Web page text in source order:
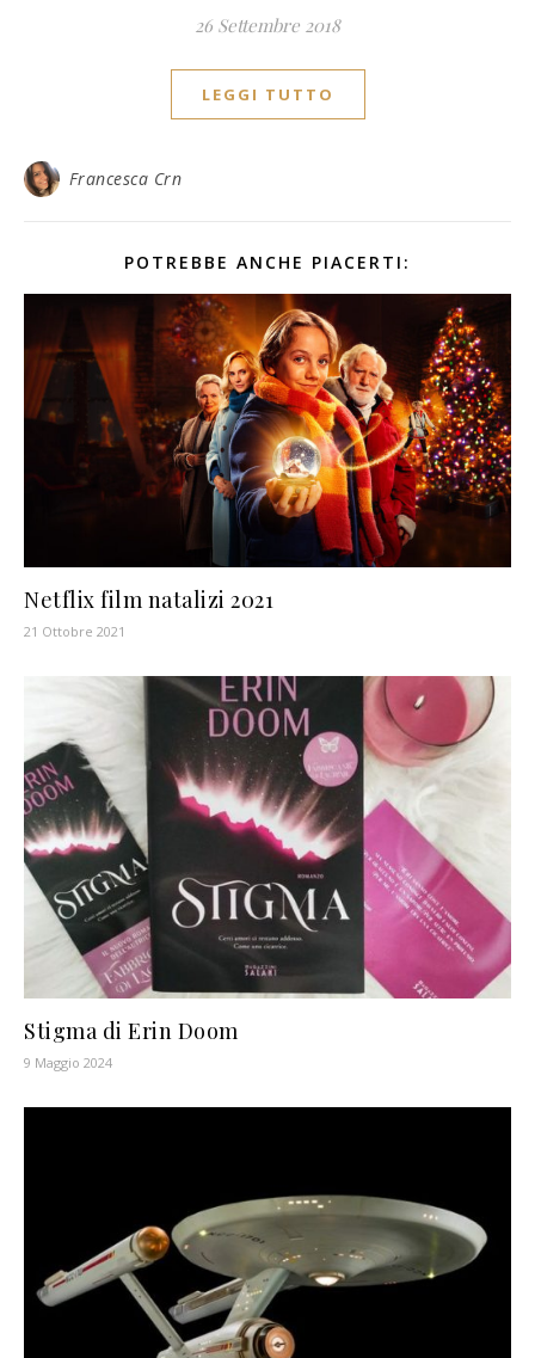
26 Settembre 2018
LEGGI TUTTO
Francesca Crn
POTREBBE ANCHE PIACERTI:
Netflix film natalizi 2021
21 Ottobre 2021
Stigma di Erin Doom
9 Maggio 2024